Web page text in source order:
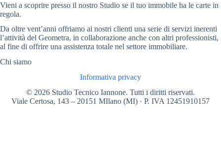
Vieni a scoprire presso il nostro Studio se il tuo immobile ha le carte in
regola.
Da oltre vent’anni offriamo ai nostri clienti una serie di servizi inerenti
l’attività del Geometra, in collaborazione anche con altri professionisti,
al fine di offrire una assistenza totale nel settore immobiliare.
Chi siamo
Informativa privacy
© 2026 Studio Tecnico Iannone. Tutti i diritti riservati.
Viale Certosa, 143 – 20151 MIlano (MI) · P. IVA 12451910157